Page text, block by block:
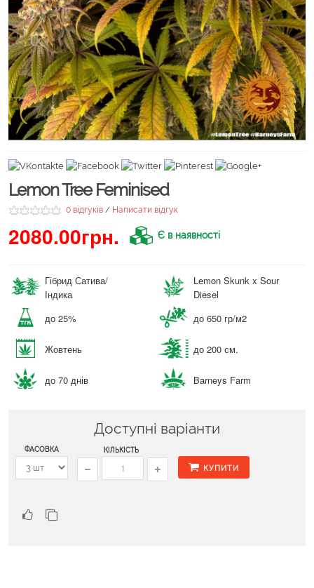
Lemon Tree Feminised
0 відгуків / Написати відгук
2080.00грн. Є в наявності
Гібрид Сатива/
Індика
Lemon Skunk x Sour
Diesel
до 25%
до 650 гр/м2
Жовтень до 200 см.
до 70 днів Barneys Farm
Доступні варіанти
ФАСОВКА КІЛЬКІСТЬ
КУПИТИ